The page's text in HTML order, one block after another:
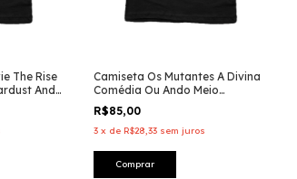
The Rise
And
Camiseta Os Mutantes A Divina
Comédia Ou Ando Meio
Desligado
R$85,00
3 x de R$28,33 sem juros
Comprar